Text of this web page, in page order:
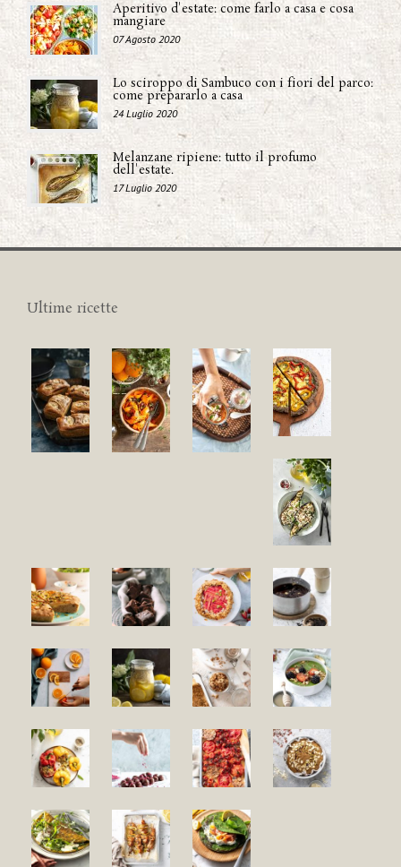
Aperitivo d'estate: come farlo a casa e cosa
mangiare
07 Agosto 2020
Lo sciroppo di Sambuco con i fiori del parco:
come prepararlo a casa
24 Luglio 2020
Melanzane ripiene: tutto il profumo
dell'estate.
17 Luglio 2020
Ultime ricette